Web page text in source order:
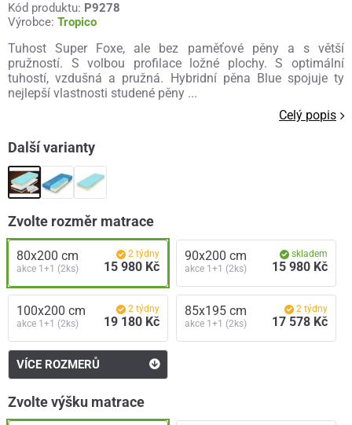
Kód produktu: P9278
Výrobce: Tropico
Tuhost Super Foxe, ale bez paměťové pěny a s větší
pružností. S volbou profilace ložné plochy. S optimální
tuhostí, vzdušná a pružná. Hybridní pěna Blue spojuje ty
nejlepší vlastnosti studené pěny ...
Celý popis
Další varianty
Zvolte rozměr matrace
80x200 cm
akce 1+1 (2ks)
2 týdny
15 980 Kč
90x200 cm
akce 1+1 (2ks)
skladem
15 980 Kč
100x200 cm
akce 1+1 (2ks)
2 týdny
19 180 Kč
85x195 cm
akce 1+1 (2ks)
2 týdny
17 578 Kč
VÍCE ROZMERŮ
Zvolte výšku matrace